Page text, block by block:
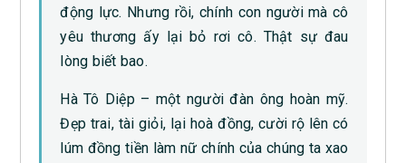
động lực. Nhưng rồi, chính con người mà cô
yêu thương ấy lại bỏ rơi cô. Thật sự đau
lòng biết bao.
Hà Tô Diệp – một người đàn ông hoàn mỹ.
Đẹp trai, tài giỏi, lại hoà đồng, cười rộ lên có
lúm đồng tiền làm nữ chính của chúng ta xao